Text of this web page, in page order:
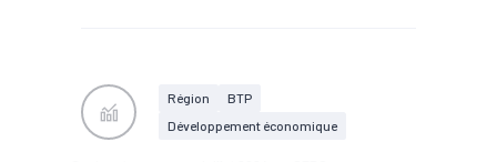
Région
BTP
Développement économique